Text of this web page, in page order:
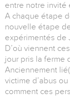
entre notre invité
A chaque étape
nouvelle étape
expérimentés de
D’où viennent
jour pris la ferme
Anciennement
victime d’abus
comment ces